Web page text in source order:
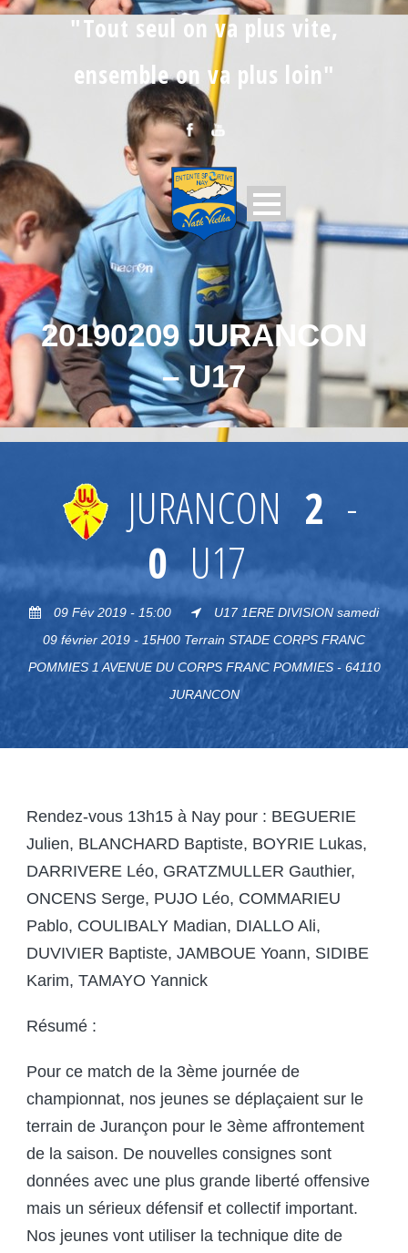
"Tout seul on va plus vite,
ensemble on va plus loin"
20190209 JURANCON
– U17
JURANCON 2 -
0 U17
09 Fév 2019 - 15:00
U17 1ERE DIVISION samedi
09 février 2019 - 15H00 Terrain STADE CORPS FRANC
POMMIES 1 AVENUE DU CORPS FRANC POMMIES - 64110
JURANCON
Rendez-vous 13h15 à Nay pour : BEGUERIE
Julien, BLANCHARD Baptiste, BOYRIE Lukas,
DARRIVERE Léo, GRATZMULLER Gauthier,
ONCENS Serge, PUJO Léo, COMMARIEU
Pablo, COULIBALY Madian, DIALLO Ali,
DUVIVIER Baptiste, JAMBOUE Yoann, SIDIBE
Karim, TAMAYO Yannick
Résumé :
Pour ce match de la 3ème journée de
championnat, nos jeunes se déplaçaient sur le
terrain de Jurançon pour le 3ème affrontement
de la saison. De nouvelles consignes sont
données avec une plus grande liberté offensive
mais un sérieux défensif et collectif important.
Nos jeunes vont utiliser la technique dite de